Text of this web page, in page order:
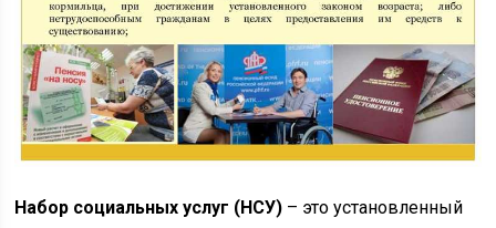
Набор социальных услуг (НСУ) – это установленный